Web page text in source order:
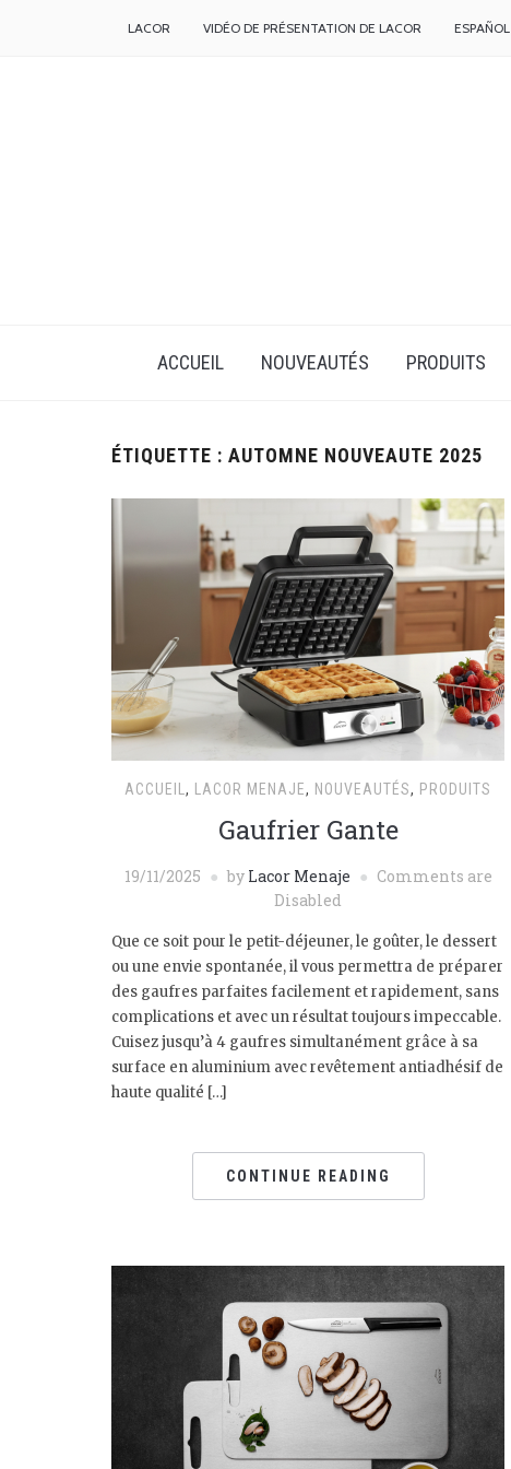
LACOR VIDÉO DE PRÉSENTATION DE LACOR ESPAÑOL
ACCUEIL NOUVEAUTÉS PRODUITS
ÉTIQUETTE : AUTOMNE NOUVEAUTE 2025
ACCUEIL , LACOR MENAJE, NOUVEAUTÉS, PRODUITS
Gaufrier Gante
19/11/2025 by Lacor Menaje
Comments are
Disabled
Que ce soit pour le petit-déjeuner, le goûter, le dessert
ou une envie spontanée, il vous permettra de préparer
des gaufres parfaites facilement et rapidement, sans
complications et avec un résultat toujours impeccable.
Cuisez jusqu’à 4 gaufres simultanément grâce à sa
surface en aluminium avec revêtement antiadhésif de
haute qualité […]
CONTINUE READING